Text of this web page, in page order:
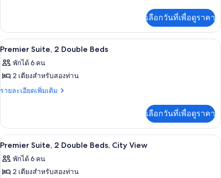
พิการ
(Roll-
In
Shower)
สำหรับ
พิการ
(Roll-
In
Shower)
คิง
ไซส์
1
เตียง
และ
เบด,
ห้อง
มุม
เกี่ยว
กับ
ห้อง
ท,
เตียง
ไซส์
โซฟา
เบด,
ห้อง
มุม
เลือกวันที่เพื่อดูราคา
เปิด
ภาพถ่าย
ทั้งหมด
ของ
2
Double
Beds
ตู้นิรภัยในห้องพัก, โต๊ะทำงาน, พื้นที่ท
5
Premier Suite, 2 Double Beds
พักได้ 6 คน
2 เตียงสำหรับสองท่าน
รายละเอียดเพิ่มเติม
ราย
เกี่ยว
กับ
Premier
2
Double
เลือกวันที่เพื่อดูราคา
เปิด
ภาพถ่าย
ทั้งหมด
ตู้นิรภัยในห้องพัก, โต๊ะทำงาน, พื้นที่ท
8
Premier Suite, 2 Double Beds, City View
พักได้ 6 คน
2 เตียงสำหรับสองท่าน